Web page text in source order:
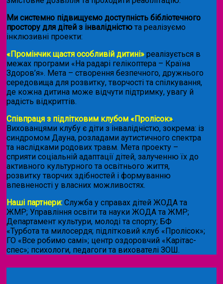
Ми системно підвищуємо доступність бібліотечного
простору для дітей з інвалідністю та реалізуємо
інклюзивні проекти:
«Промінчик щастя особливій дитині» реалізується в
межах програми «На радарі гелікоптера – Країна
Здоров’я». Мета – створення безпечного, дружнього
середовища для розвитку, творчості та спілкування,
де кожна дитина може відчути підтримку, увагу й
радість відкриттів.
Співпраця з підлітковим клубом «Пролісок».
Вихованцями клубу є діти з інвалідністю, зокрема: із
синдромом Дауна, розладами аутистичного спектра
та наслідками родових травм. Мета проекту –
сприяти соціальній адаптації дітей, залученню їх до
активного культурного та освітнього життя,
розвитку творчих здібностей і формуванню
впевненості у власних можливостях.
Наші партнери: Служба у справах дітей ЖОДА та
ЖМР; Управління освіти та науки ЖОДА та ЖМР;
Департамент культури, молоді та спорту; БФ
«Турбота та милосердя; підлітковий клуб «Пролісок»;
ГО «Все робимо самі»; центр оздоровчий «Карітас-
спес»; психологи, педагоги та вихователі ЗОШ.